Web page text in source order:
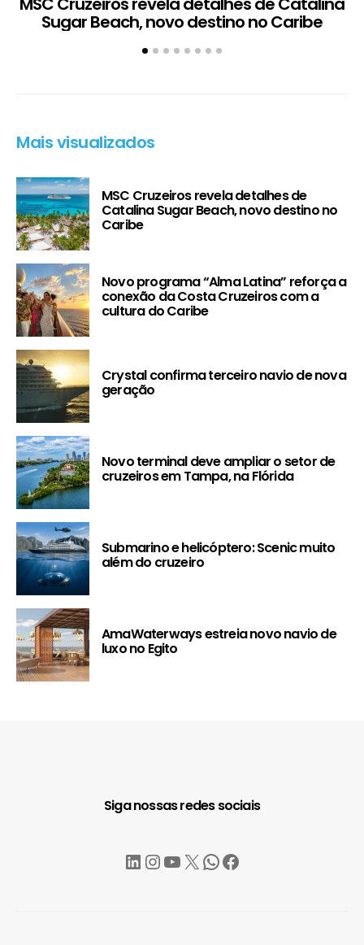
Sugar Beach, novo destino no Caribe
Mais visualizados
MSC Cruzeiros revela detalhes de
Catalina Sugar Beach, novo destino no
Caribe
Novo programa “Alma Latina” reforça a
conexão da Costa Cruzeiros com a
cultura do Caribe
Crystal confirma terceiro navio de nova
geração
Novo terminal deve ampliar o setor de
cruzeiros em Tampa, na Flórida
Submarino e helicóptero: Scenic muito
além do cruzeiro
AmaWaterways estreia novo navio de
luxo no Egito
Siga nossas redes sociais
LinkedIn
Instagram
YouTube
X WhatsApp
Facebook